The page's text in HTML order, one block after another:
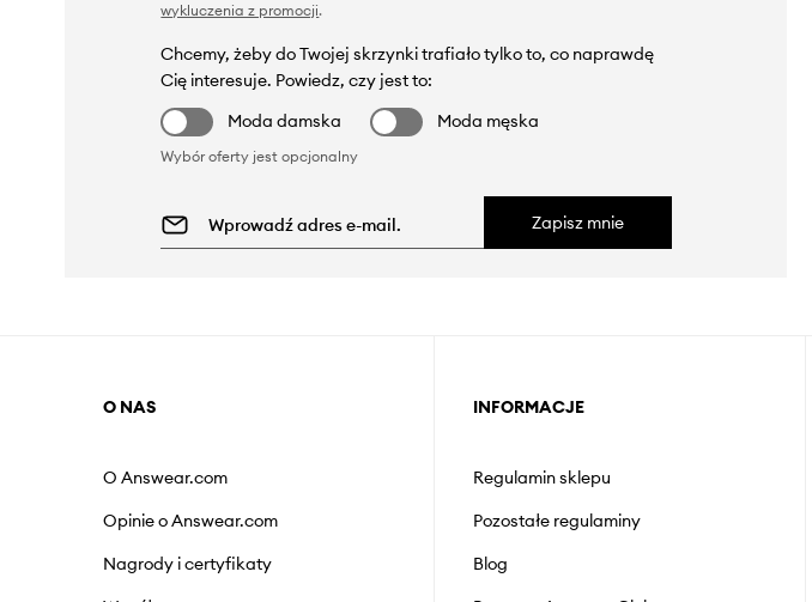
wykluczenia z promocji.
Chcemy, żeby do Twojej skrzynki trafiało tylko to, co naprawdę
Cię interesuje. Powiedz, czy jest to:
Moda damska
Moda męska
Wybór oferty jest opcjonalny
Zapisz mnie
O NAS
O Answear.com
Opinie o Answear.com
Nagrody i certyfikaty
INFORMACJE
Regulamin sklepu
Pozostałe regulaminy
Blog